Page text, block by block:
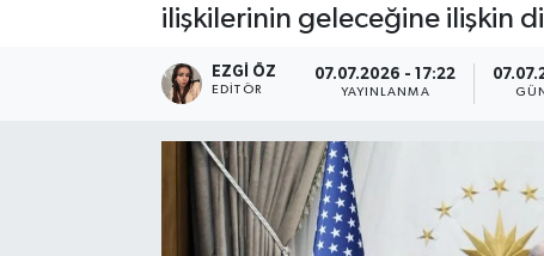
ilişkilerinin geleceğine ilişkin
EZGI ÖZ
EDITÖR
07.07.2026 - 17:22
YAYINLANMA